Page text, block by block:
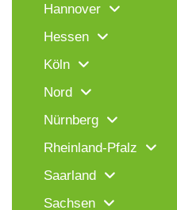
Hannover
Hessen
Köln
Nord
Nürnberg
Rheinland-Pfalz
Saarland
Sachsen